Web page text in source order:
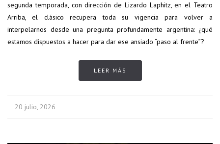
segunda temporada, con dirección de Lizardo Laphitz, en el Teatro
Arriba, el clásico recupera toda su vigencia para volver a
interpelarnos desde una pregunta profundamente argentina: ¿qué
estamos dispuestos a hacer para dar ese ansiado “paso al frente”?
LEER MÁS
20 julio, 2026